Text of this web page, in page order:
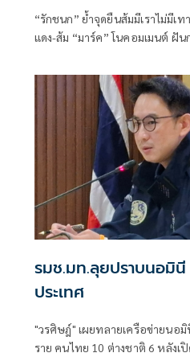
“รักชนก” ย้ำจุดยืนส้มมีเราไม่มีเ
แดง-ส้ม “มาร์ค” โนคอมเมนต์ ฝั
รมช.มท.ลุยปราบนอมินี
ประเทศ
"วรศิษฎ์" เผยทลายเครือข่ายนอ
ราย คนไทย 10 ต่างชาติ 6 หลังเ